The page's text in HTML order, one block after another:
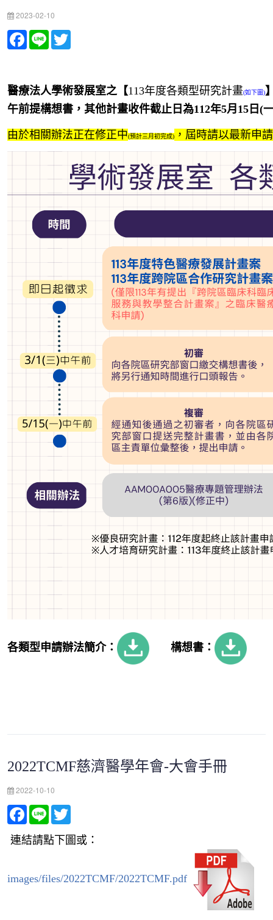
2023-02-10
Facebook
Line
醫療法人學術發展室之【113年度各類型研究計畫(如下圖)
午前提構想書，其他計畫收件截止日為112年5月15日(
由於相關辦法正在修正中(預計三月初完成) ，屆時請以最新申
各類型申請辦法簡介： 構想書：
2022TCMF慈濟醫學年會-大會手冊
2022-10-10
Facebook
Line
連結請點下圖或：
images/files/2022TCMF/2022TCMF.pdf